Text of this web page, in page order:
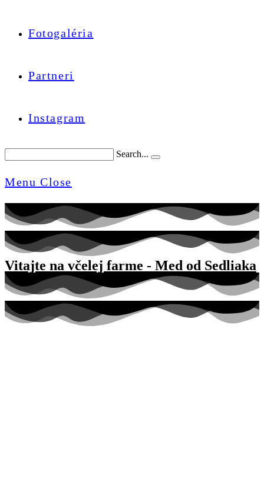
Fotogaléria
Partneri
Instagram
Search...
Menu Close
Vitajte na včelej farme - Med od Sedliaka